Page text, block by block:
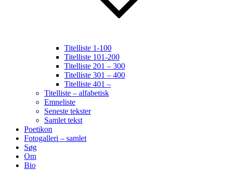
Titelliste 1-100
Titelliste 101-200
Titelliste 201 – 300
Titelliste 301 – 400
Titelliste 401 –
Titelliste – alfabetisk
Emneliste
Seneste tekster
Samlet tekst
Poetikon
Fotogalleri – samlet
Søg
Om
Bio